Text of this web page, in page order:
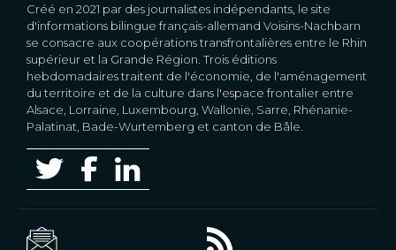
Créé en 2021 par des journalistes indépendants, le site
d'informations bilingue français-allemand Voisins-Nachbarn
se consacre aux coopérations transfrontalières entre le Rhin
supérieur et la Grande Région. Trois éditions
hebdomadaires traitent de l'économie, de l'aménagement
du territoire et de la culture dans l'espace frontalier entre
Alsace, Lorraine, Luxembourg, Wallonie, Sarre, Rhénanie-
Palatinat, Bade-Wurtemberg et canton de Bâle.